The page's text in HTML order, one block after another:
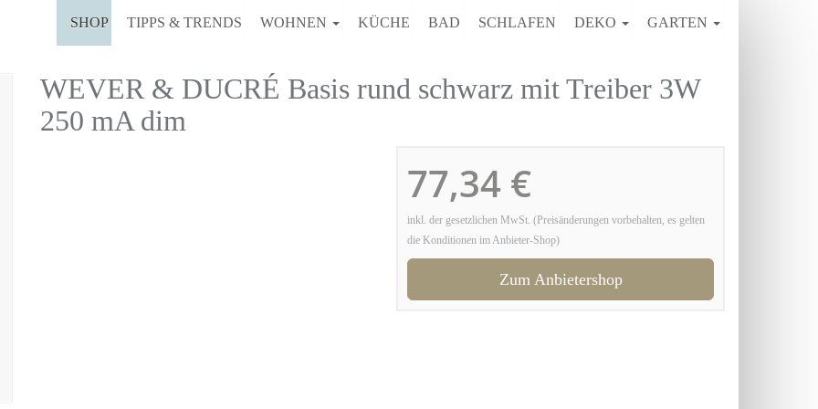
SHOP TIPPS & TRENDS WOHNEN KÜCHE BAD SCHLAFEN DEKO GARTEN
WEVER & DUCRÉ Basis rund schwarz mit Treiber 3W
250 mA dim
77,34 €
inkl. der gesetzlichen MwSt. (Preisänderungen vorbehalten, es gelten
die Konditionen im Anbieter-Shop)
Zum Anbietershop